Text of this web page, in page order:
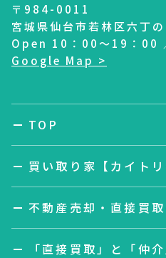
〒984-0011
宮城県仙台市若林区六丁
Open 10：00～19：00
Google Map >
TOP
買い取り家【カイト
不動産売却・直接買
「直接買取」と「仲